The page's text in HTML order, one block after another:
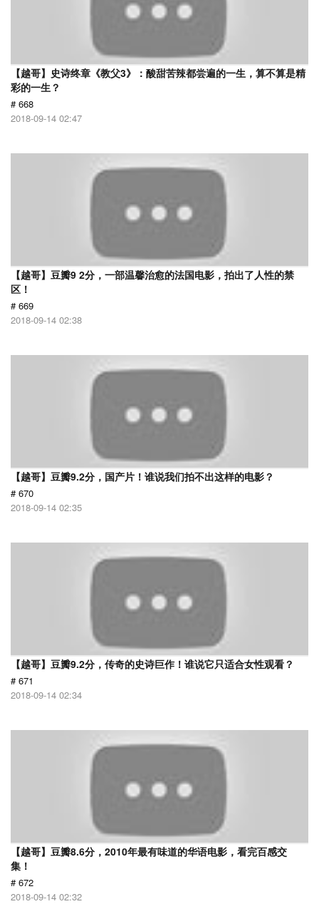
【越哥】史诗终章《教父3》：酸甜苦辣都尝遍的一生，算不算是精
彩的一生？
# 668
2018-09-14 02:47
【越哥】豆瓣9 2分，一部温馨治愈的法国电影，拍出了人性的禁
区！
# 669
2018-09-14 02:38
【越哥】豆瓣9.2分，国产片！谁说我们拍不出这样的电影？
# 670
2018-09-14 02:35
【越哥】豆瓣9.2分，传奇的史诗巨作！谁说它只适合女性观看？
# 671
2018-09-14 02:34
【越哥】豆瓣8.6分，2010年最有味道的华语电影，看完百感交
集！
# 672
2018-09-14 02:32